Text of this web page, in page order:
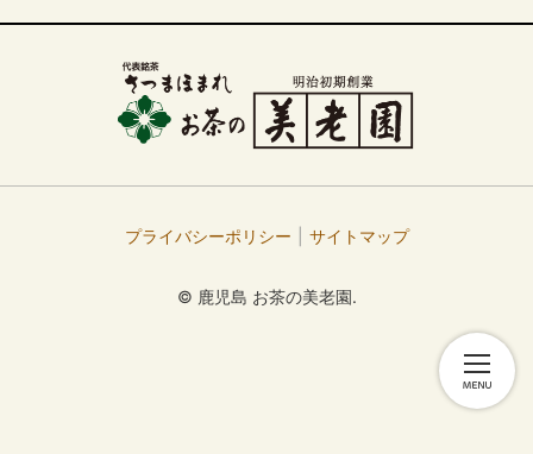
プライバシーポリシー サイトマップ
© 鹿児島 お茶の美老園.